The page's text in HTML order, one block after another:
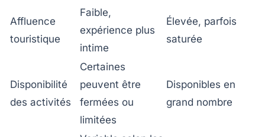
Affluence
touristique
Faible,
expérience plus
intime
Élevée, parfois
saturée
Disponibilité
des activités
Certaines
peuvent être
fermées ou
limitées
Disponibles en
grand nombre